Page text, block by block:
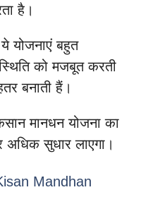
है।
योजनाएं बहुत
को मजबूत करती
बनाती हैं।
मानधन योजना का
सुधार लाएगा।
Mandhan